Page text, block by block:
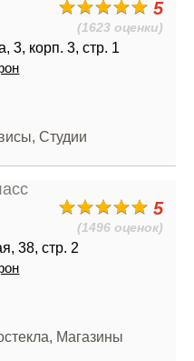
5
(1623 оценки)
3, корп. 3, стр. 1
Студии
5
(1496 оценок)
38, стр. 2
Магазины